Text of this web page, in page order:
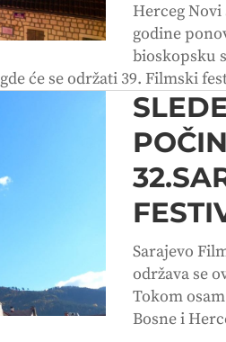
Herceg Novi
godine
bioskopsku
gde će se održati 39. Filmski
Sarajevo
održava se
Tokom
Bosne i